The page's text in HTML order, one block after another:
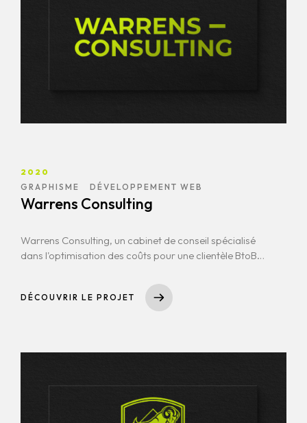
2020
GRAPHISME
DÉVELOPPEMENT WEB
Warrens Consulting
Warrens Consulting, un cabinet de conseil spécialisé
dans l'optimisation des coûts pour une clientèle BtoB,
Le projet visait à concevoir un site professionnel,
sobre et facilement lisible, en évitant les graphismes
DÉCOUVRIR LE PROJET